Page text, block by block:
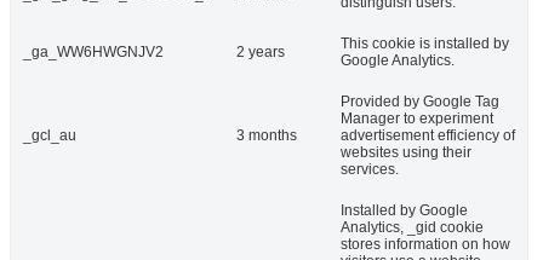
_ga_WW6HWGNJV2 2 years
This cookie is installed by
Google Analytics.
_gcl_au 3 months
Provided by Google Tag
Manager to experiment
advertisement efficiency of
websites using their
services.
Installed by Google
Analytics, _gid cookie
stores information on how